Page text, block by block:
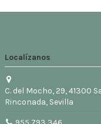
Localízanos
C. del Mocho, 29, 41300
Rinconada, Sevilla